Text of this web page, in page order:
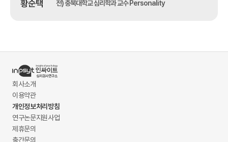
황순택 전) 충북대학교 심리학과 교수 Personality
회사소개
이용약관
개인정보처리방침
연구논문지원사업
제휴문의
출간문의